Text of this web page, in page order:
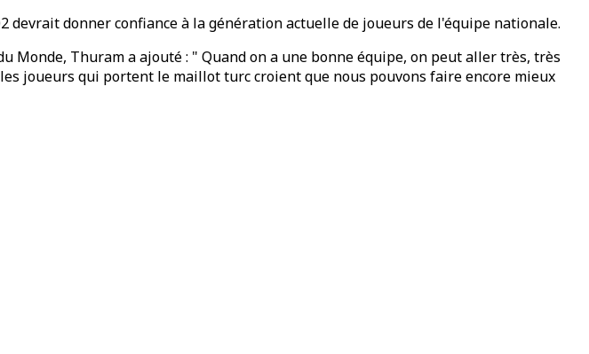
devrait donner confiance à la génération actuelle de joueurs de l'équipe nationale.
Thuram a ajouté : " Quand on a une bonne équipe, on peut aller très, très
joueurs qui portent le maillot turc croient que nous pouvons faire encore mieux